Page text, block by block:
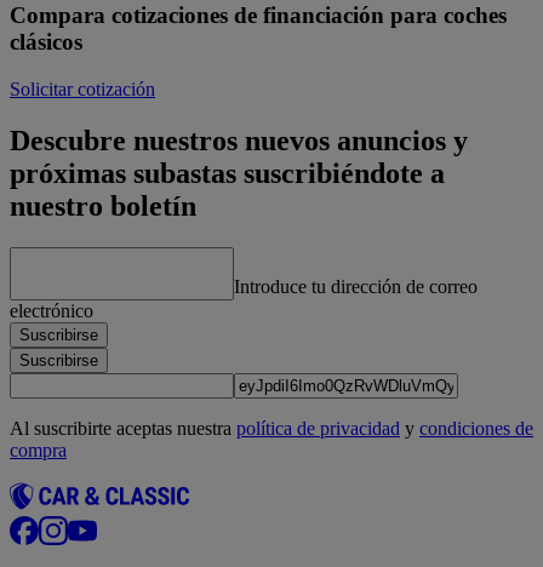
Compara cotizaciones de financiación para coches
clásicos
Solicitar cotización
Descubre nuestros nuevos anuncios y
próximas subastas suscribiéndote a
nuestro boletín
Introduce tu dirección de correo
electrónico
Suscribirse
Suscribirse
Al suscribirte aceptas nuestra política de privacidad y condiciones de
compra